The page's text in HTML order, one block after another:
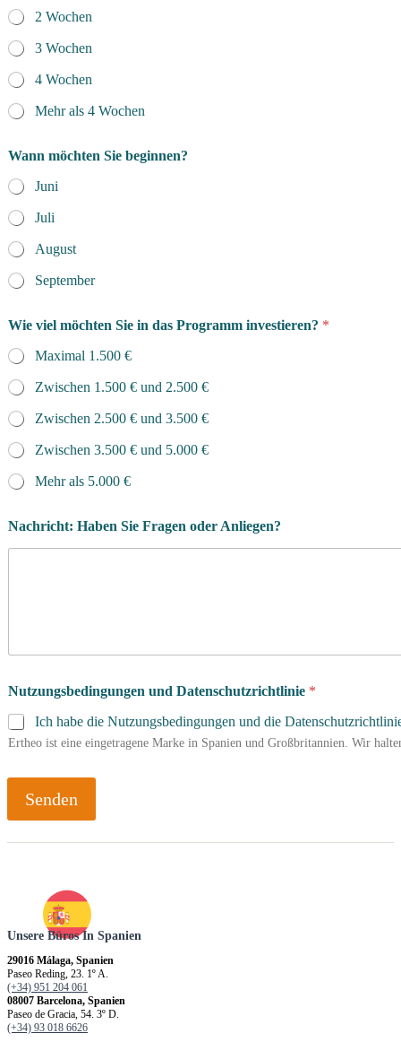
e
s
/
d
e
w
s
c
h
e
n
2 Wochen
3 Wochen
4 Wochen
Mehr als 4 Wochen
Wann möchten Sie beginnen?
Juni
Juli
August
September
Wie viel möchten Sie in das Programm investieren? *
Maximal 1.500 €
Zwischen 1.500 € und 2.500 €
Zwischen 2.500 € und 3.500 €
Zwischen 3.500 € und 5.000 €
Mehr als 5.000 €
Nachricht: Haben Sie Fragen oder Anliegen?
Nutzungsbedingungen und Datenschutzrichtlinie *
Ich habe die Nutzungsbedingungen und die
Ertheo ist eine eingetragene Marke in Spanien und Großbritannien. Wir
Senden
Unsere Büros In Spanien
29016 Málaga, Spanien
Paseo Reding, 23. 1º A.
(+34) 951 204 061
08007 Barcelona, Spanien
Paseo de Gracia, 54. 3º D.
(+34) 93 018 6626